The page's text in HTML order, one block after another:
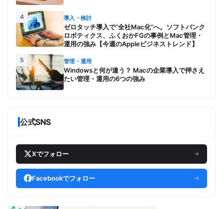
4 導入・検討
ゼロタッチ導入で“全社Mac化”へ。ソフトバンク
ロボティクス、ふくおかFGの事例とMac管理・
運用の強み【今週のAppleビジネストレンド】
5 管理・運用
Windowsと何が違う？ Macの企業導入で押さえ
たい管理・運用の6つの強み
公式SNS
Xでフォロー →
Facebookでフォロー →